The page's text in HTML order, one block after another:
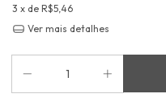
3 x de R$5,46
Ver mais detalhes